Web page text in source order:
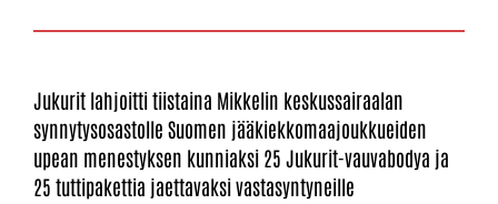
Jukurit lahjoitti tiistaina Mikkelin keskussairaalan
synnytysosastolle Suomen jääkiekkomaajoukkueiden
upean menestyksen kunniaksi 25 Jukurit-vauvabodya ja
25 tuttipakettia jaettavaksi vastasyntyneille